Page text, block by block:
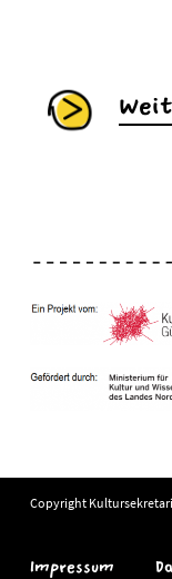
Copyright
Impressum